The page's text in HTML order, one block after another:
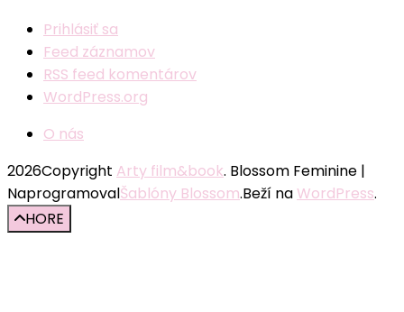
Prihlásiť sa
Feed záznamov
RSS feed komentárov
WordPress.org
O nás
2026Copyright Arty film&book. Blossom Feminine |
NaprogramovalŠablóny Blossom.Beží naWordPress.
HORE